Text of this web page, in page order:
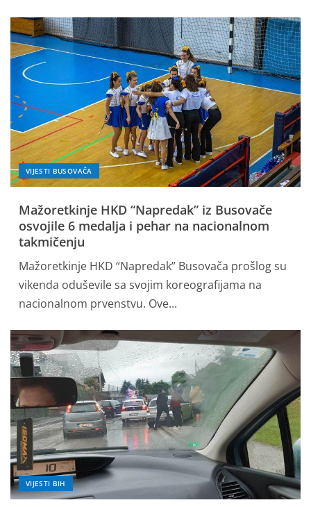
VIJESTI BUSOVAČA
Mažoretkinje HKD “Napredak” iz Busovače
osvojile 6 medalja i pehar na nacionalnom
takmičenju
Mažoretkinje HKD “Napredak” Busovača prošlog su
vikenda oduševile sa svojim koreografijama na
nacionalnom prvenstvu. Ove...
VIJESTI BIH